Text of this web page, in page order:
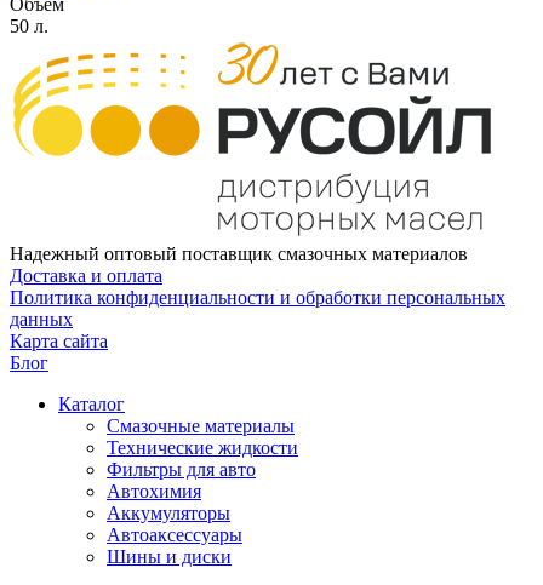
50 л.
Надежный оптовый поставщик смазочных материалов
Доставка и оплата
Политика конфиденциальности и обработки персональных
данных
Карта сайта
Блог
Каталог
Смазочные материалы
Технические жидкости
Фильтры для авто
Автохимия
Аккумуляторы
Автоаксессуары
Шины и диски